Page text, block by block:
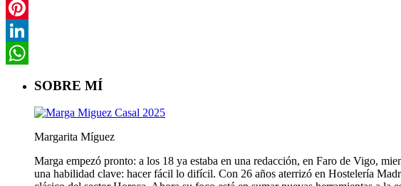
Twitter
Pinterest
LinkedIn
SOBRE MÍ
Margarita Míguez
Marga empezó pronto: a los 18 ya estaba en una redacción, en Faro de Vigo,
una habilidad clave: hacer fácil lo difícil. Con 26 años aterrizó en Hostelería